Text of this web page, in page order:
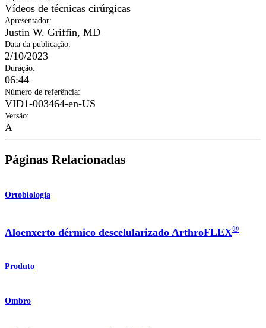
Vídeos de técnicas cirúrgicas
Apresentador:
Justin W. Griffin, MD
Data da publicação:
2/10/2023
Duração:
06:44
Número de referência:
VID1-003464-en-US
Versão:
A
Páginas Relacionadas
Ortobiologia
Aloenxerto dérmico descelularizado ArthroFLEX®
Produto
Ombro